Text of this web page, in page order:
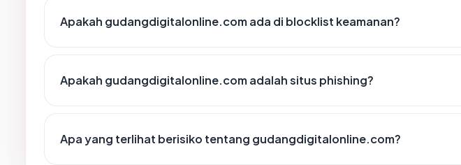
Apakah gudangdigitalonline.com ada di blocklist keamanan?
Apakah gudangdigitalonline.com adalah situs phishing?
Apa yang terlihat berisiko tentang gudangdigitalonline.com?